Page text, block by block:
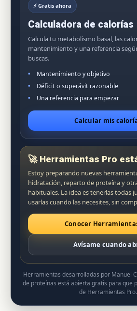
⚡ Gratis ahora
Calculadora de calorías
Calcula tu metabolismo basal, las
mantenimiento y una referencia
buscas.
Mantenimiento y objetivo
Déficit o superávit razonable
Una referencia para empezar
Calcular mis
🚀 Herramientas Pro
Estoy preparando nuevas
hidratación, reparto de proteína y
habituales. La idea es tenerlas todas
usarlas cuando las necesites, sin
Conocer
Avísame cuando
Herramientas desarrolladas por Manuel
de proteínas está abierta gratis para que
de Herramientas Pro.